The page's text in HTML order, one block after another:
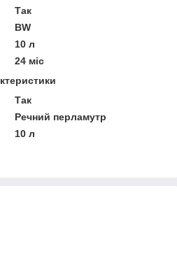
Так
BW
10 л
24 міс
Так
Речний перламутр
10 л